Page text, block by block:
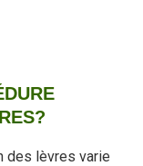
des lèvres varie